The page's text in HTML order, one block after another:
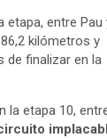
etapa, entre Pau
kilómetros y
de finalizar en la
la etapa 10,